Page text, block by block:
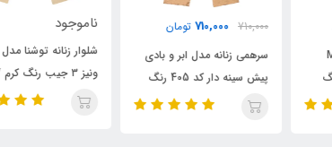
710,000 تومان
سرهمی زنانه مدل ابر و بادی
پیش سینه دار کد 405 رنگ
کرم / TOSHNA
شلوار زنانه توشنا مدل کارگو
ونیز ۳ جیب رنگ کرم /
TOSHNA